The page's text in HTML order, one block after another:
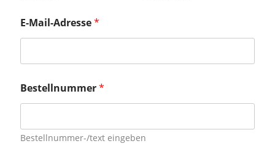
E-Mail-Adresse*
Bestellnummer*
Bestellnummer-/text eingeben